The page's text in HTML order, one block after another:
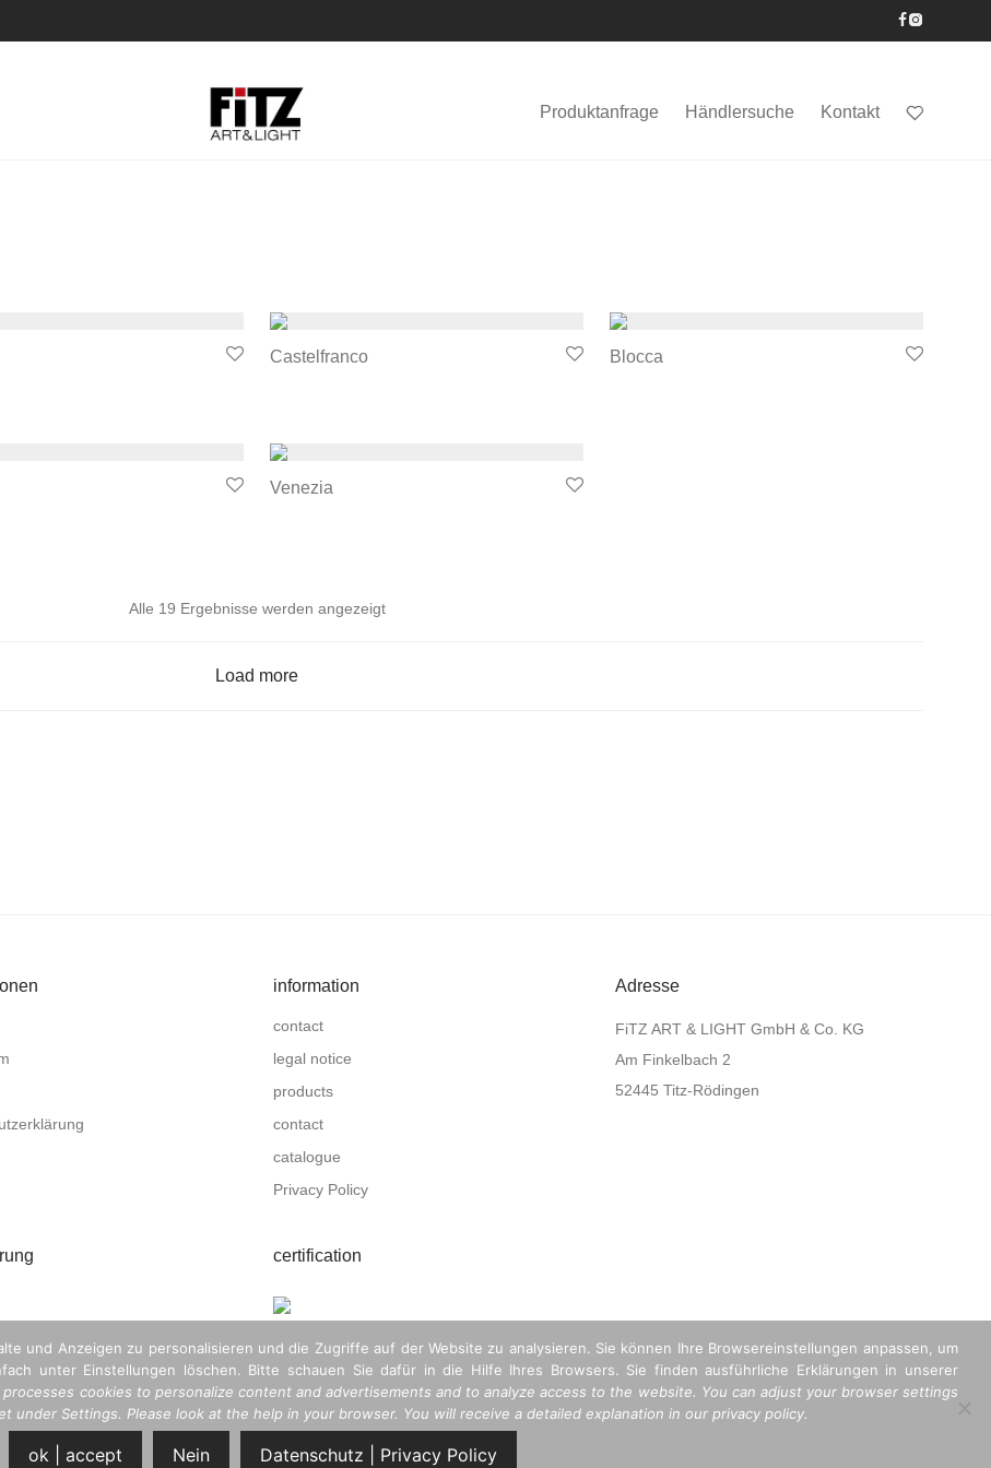
Produktanfrage Händlersuche Kontakt
Castelfranco Blocca
Venezia
Alle 19 Ergebnisse werden angezeigt
Load more
information
contact
legal notice
products
contact
catalogue
Privacy Policy
Adresse
FiTZ ART & LIGHT GmbH & Co. KG
Am Finkelbach 2
52445 Titz-Rödingen
certification
und Anzeigen zu personalisieren und die Zugriffe auf der Website zu analysieren. Sie können Ihre Browsereinstellungen anpassen, um
unter Einstellungen löschen. Bitte schauen Sie dafür in die Hilfe Ihres Browsers. Sie finden ausführliche Erklärungen in unserer
cookies to personalize content and advertisements and to analyze access to the website. You can adjust your browser settings
Settings. Please look at the help in your browser. You will receive a detailed explanation in our privacy policy.
ok | accept Nein Datenschutz | Privacy Policy